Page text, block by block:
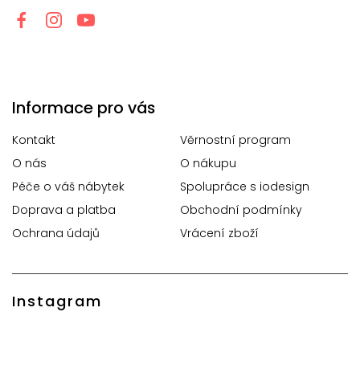
Informace pro vás
Kontakt
Věrnostní program
O nás
O nákupu
Péče o váš nábytek
Spolupráce s iodesign
Doprava a platba
Obchodní podmínky
Ochrana údajů
Vrácení zboží
Instagram